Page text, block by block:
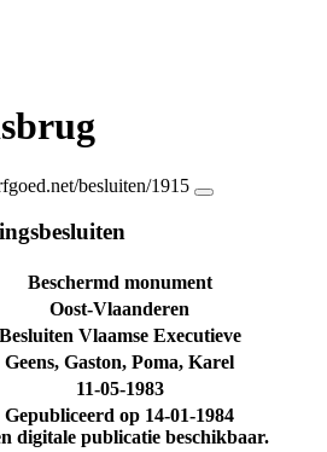
besluiten/1915
Beschermd monument
Oost-Vlaanderen
Besluiten Vlaamse Executieve
Geens, Gaston, Poma, Karel
11-05-1983
Gepubliceerd op 14-01-1984
digitale publicatie beschikbaar.